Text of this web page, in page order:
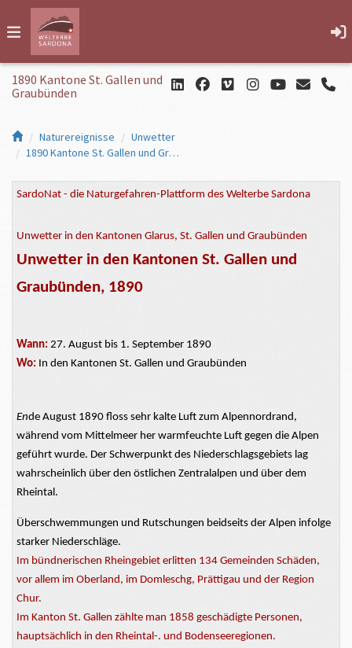
1890 Kantone St. Gallen und
Graubünden
Naturereignisse
Unwetter
1890 Kantone St. Gallen und Graubünden
SardoNat - die Naturgefahren-Plattform des Welterbe Sardona
Unwetter in den Kantonen Glarus, St. Gallen und Graubünden
Unwetter in den Kantonen St. Gallen und
Graubünden, 1890
Wann: 27. August bis 1. September 1890
Wo: In den Kantonen St. Gallen und Graubünden
Ende August 1890 floss sehr kalte Luft zum Alpennordrand,
während vom Mittelmeer her warmfeuchte Luft gegen die Alpen
geführt wurde. Der Schwerpunkt des Niederschlagsgebiets lag
wahrscheinlich über den östlichen Zentralalpen und über dem
Rheintal.
Überschwemmungen und Rutschungen beidseits der Alpen infolge
starker Niederschläge.
Im bündnerischen Rheingebiet erlitten 134 Gemeinden Schäden,
vor allem im Oberland, im Domleschg, Prättigau und der Region
Chur.
Im Kanton St. Gallen zählte man 1858 geschädigte Personen,
hauptsächlich in den Rheintal-. und Bodenseeregionen.